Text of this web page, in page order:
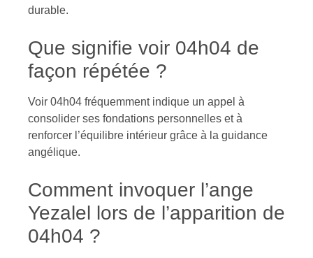
durable.
Que signifie voir 04h04 de
façon répétée ?
Voir 04h04 fréquemment indique un appel à
consolider ses fondations personnelles et à
renforcer l’équilibre intérieur grâce à la guidance
angélique.
Comment invoquer l’ange
Yezalel lors de l’apparition de
04h04 ?